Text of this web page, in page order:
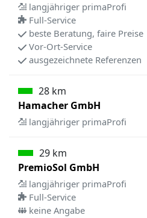
langjähriger primaProfi
Full-Service
beste Beratung, faire Preise
Vor-Ort-Service
ausgezeichnete Referenzen
28 km
Hamacher GmbH
langjähriger primaProfi
29 km
PremioSol GmbH
langjähriger primaProfi
Full-Service
keine Angabe